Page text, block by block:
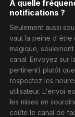
À quelle
notifications ?
Seulement aussi
vaut la peine d'être
magique,
canal. Envoyez sur
pertinent) plutôt
respectez les
utilisateur. L'envoi
les mises en
coûte le canal de